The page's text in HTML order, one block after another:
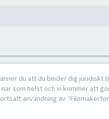
du att du binder dig juridiskt
som helst och vi kommer att
användning av